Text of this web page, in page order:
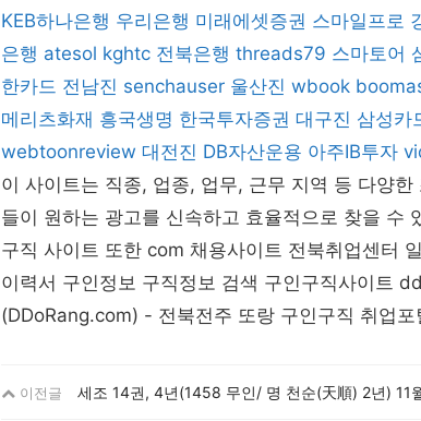
KEB하나은행 우리은행 미래에셋증권 스마일프로
은행 atesol kghtc 전북은행 threads79 스마토어
한카드 전남진 senchauser 울산진 wbook
메리츠화재 흥국생명 한국투자증권 대구진 삼성카
webtoonreview 대전진 DB자산운용 아주IB투자
이 사이트는 직종, 업종, 업무, 근무 지역 등 다양
들이 원하는 광고를 신속하고 효율적으로 찾을 수
구직 사이트 또한 com 채용사이트 전북취업센터
이력서 구인정보 구직정보 검색 구인구직사이트
(DDoRang.com) - 전북전주 또랑 구인구직 취업
이전글 세조 14권, 4년(1458 무인/ 명 천순(天順) 2년) 11